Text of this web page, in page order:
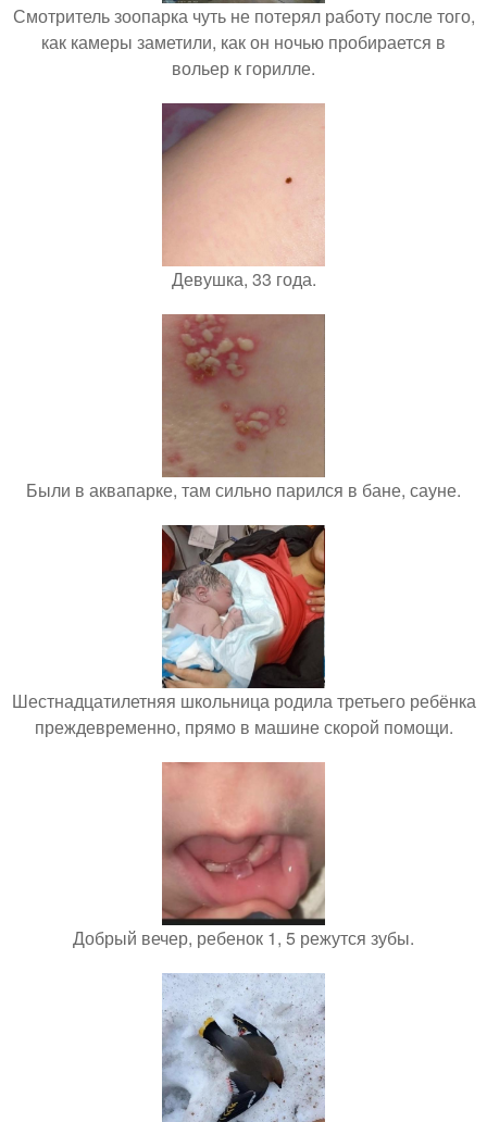
Смотритель зоопарка чуть не потерял работу после того,
как камеры заметили, как он ночью пробирается в
вольер к горилле.
Девушка, 33 года.
Были в аквапарке, там сильно парился в бане, сауне.
Шестнадцатилетняя школьница родила третьего ребёнка
преждевременно, прямо в машине скорой помощи.
Добрый вечер, ребенок 1, 5 режутся зубы.